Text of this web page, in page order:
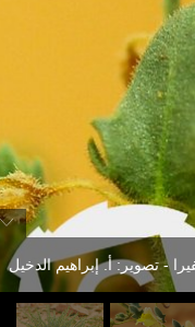
- تصوير: أ. إبراهيم الدخيل